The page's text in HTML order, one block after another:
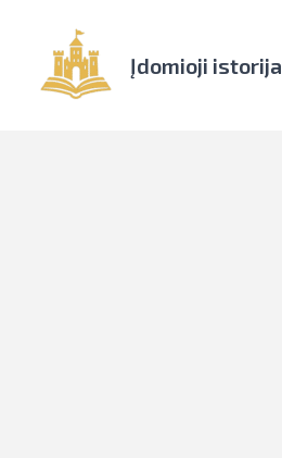
Įdomioji istorija